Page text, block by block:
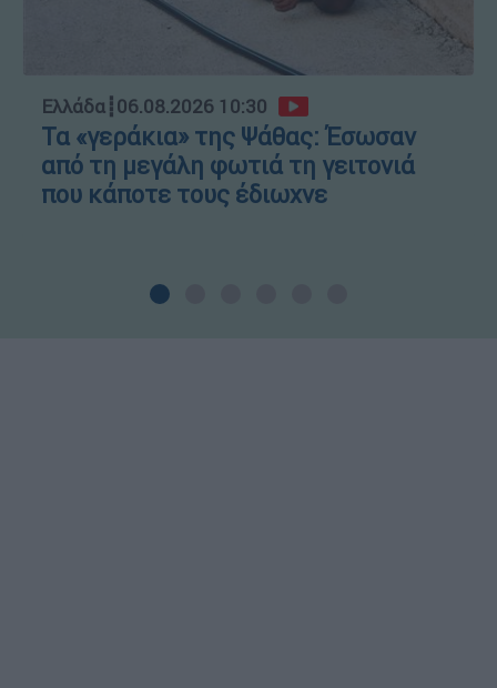
Ελλάδα┋06.08.2026 10:30
Τα «γεράκια» της Ψάθας: Έσωσαν
από τη μεγάλη φωτιά τη γειτονιά
που κάποτε τους έδιωχνε